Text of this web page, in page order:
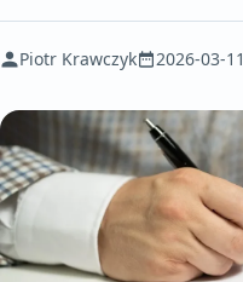
Piotr Krawczyk 2026-03-11